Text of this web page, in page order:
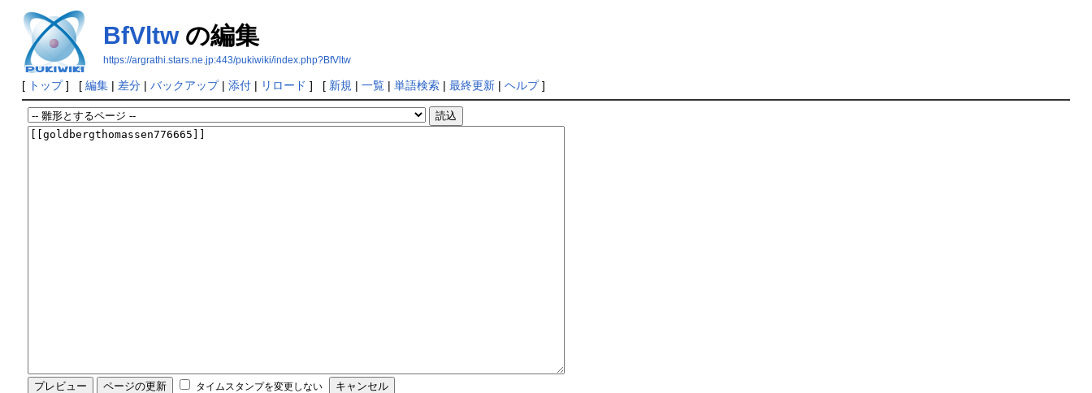
BfVltwの編集
https://argrathi.stars.ne.jp:443/pukiwiki/index.php?BfVltw
[ トップ] [ 編集| 差分| バックアップ| 添付| リロード ] [ 新規 | 一覧| 単語検索| 最終更新| ヘルプ]
タイムスタンプを変更しない